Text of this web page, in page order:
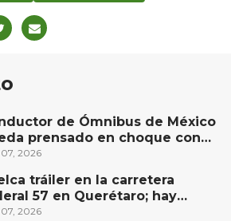
de Ómnibus de México
prensado en choque con
en San Juan del Río
2026
tráiler en la carretera
57 en Querétaro; hay
de combustible
2026